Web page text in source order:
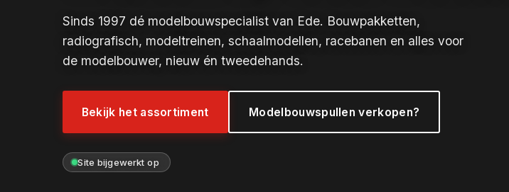
Sinds 1997 dé modelbouwspecialist van Ede. Bouwpakketten,
radiografisch, modeltreinen, schaalmodellen, racebanen en alles voor
de modelbouwer, nieuw én tweedehands.
Bekijk het assortiment Modelbouwspullen verkopen?
Site bijgewerkt op